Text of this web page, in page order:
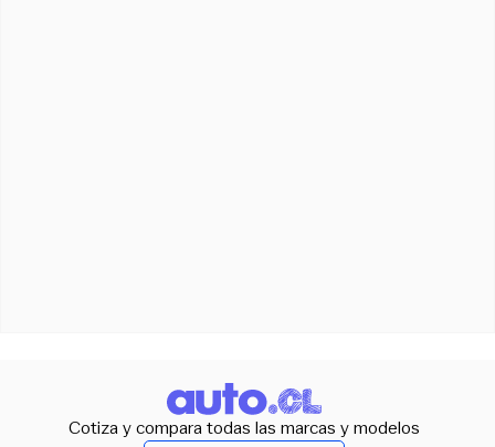
Cotiza y compara todas las marcas y modelos